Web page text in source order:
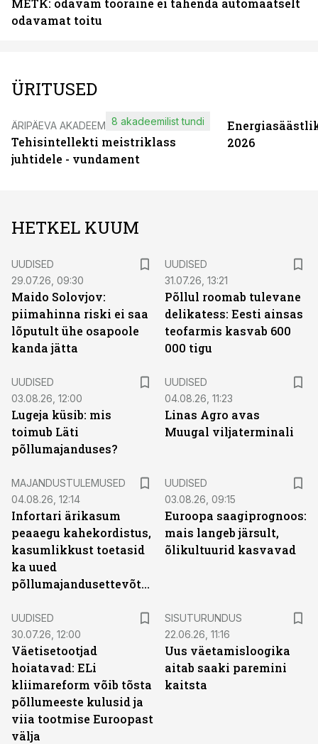
METK: odavam tooraine ei tähenda automaatselt
odavamat toitu
ÜRITUSED
ÄRIPÄEVA AKADEEMIA
Tehisintellekti meistriklass
juhtidele - vundament
8 akadeemilist tundi
2026
HETKEL KUUM
UUDISED
29.07.26, 09:30
Maido Solovjov:
piimahinna riski ei saa
lõputult ühe osapoole
kanda jätta
UUDISED
31.07.26, 13:21
Põllul roomab tulevane
delikatess: Eesti ainsas
teofarmis kasvab 600
000 tigu
UUDISED
03.08.26, 12:00
Lugeja küsib: mis
toimub Läti
põllumajanduses?
UUDISED
04.08.26, 11:23
Linas Agro avas
Muugal viljaterminali
MAJANDUSTULEMUSED
04.08.26, 12:14
Infortari ärikasum
peaaegu kahekordistus,
kasumlikkust toetasid
ka uued
põllumajandusettevõtted
UUDISED
03.08.26, 09:15
Euroopa saagiprognoos:
mais langeb järsult,
õlikultuurid kasvavad
UUDISED
30.07.26, 12:00
Väetisetootjad
hoiatavad: ELi
kliimareform võib tõsta
põllumeeste kulusid ja
viia tootmise Euroopast
välja
SISUTURUNDUS
22.06.26, 11:16
Uus väetamisloogika
aitab saaki paremini
kaitsta